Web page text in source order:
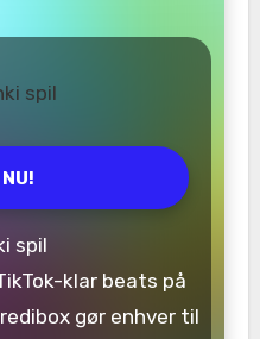
spil
klar beats på
gør enhver til